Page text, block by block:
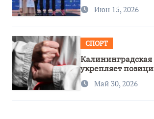
Июн 15, 2026
СПОРТ
Калининградская
укрепляет
спортивного
Май 30, 2026